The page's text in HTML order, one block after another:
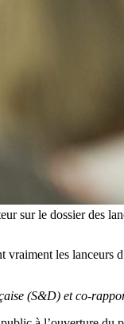
sur le dossier des
les lanceurs
(S&D) et co-